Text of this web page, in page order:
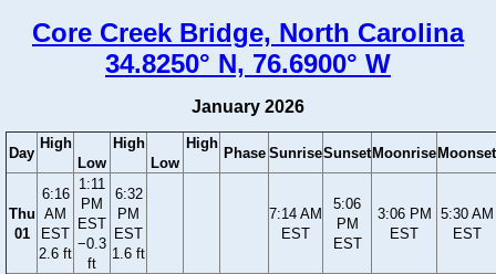
Core Creek Bridge, North Carolina
34.8250° N, 76.6900° W
January 2026
Day
High
Low
High
Low
High
Phase SunriseSunset Moonrise Moonset
Thu
01
6:16
AM
EST
2.6 ft
1:11
PM
EST
−0.3
ft
6:32
PM
EST
1.6 ft
7:14 AM
EST
5:06
PM
EST
3:06 PM
EST
5:30 AM
EST